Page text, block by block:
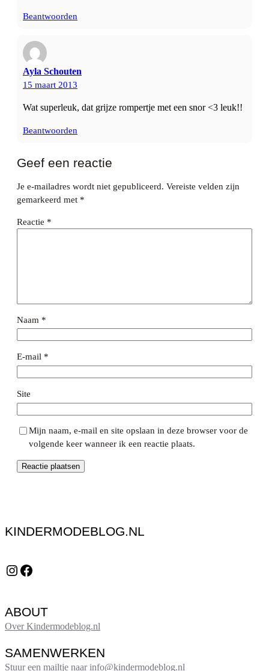
Beantwoorden
Ayla Schouten
15 maart 2013
Wat superleuk, dat grijze rompertje met een snor <3 leuk!!
Beantwoorden
Geef een reactie
Je e-mailadres wordt niet gepubliceerd. Vereiste velden zijn
gemarkeerd met *
Reactie *
Naam *
E-mail *
Site
Mijn naam, e-mail en site opslaan in deze browser voor de
volgende keer wanneer ik een reactie plaats.
KINDERMODEBLOG.NL
Instagram Facebook
ABOUT
Over Kindermodeblog.nl
SAMENWERKEN
Stuur een mailtje naar info@kindermodeblog.nl